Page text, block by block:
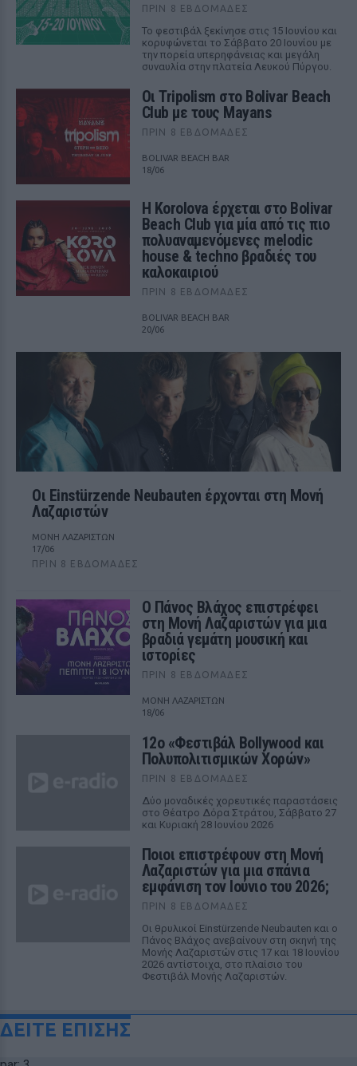
ΠΡΙΝ 8 ΕΒΔΟΜΆΔΕΣ
Το φεστιβάλ ξεκίνησε στις 15 Ιουνίου και
κορυφώνεται το Σάββατο 20 Ιουνίου με
την πορεία υπερηφάνειας και μεγάλη
συναυλία στην πλατεία Λευκού Πύργου.
Οι Tripolism στο Bolivar Beach
Club με τους Mayans
ΠΡΙΝ 8 ΕΒΔΟΜΆΔΕΣ
BOLIVAR BEACH BAR
18/06
Η Korolova έρχεται στο Bolivar
Beach Club για μία από τις πιο
πολυαναμενόμενες melodic
house & techno βραδιές του
καλοκαιριού
ΠΡΙΝ 8 ΕΒΔΟΜΆΔΕΣ
BOLIVAR BEACH BAR
20/06
Οι Einstürzende Neubauten έρχονται στη Μονή
Λαζαριστών
ΜΟΝΗ ΛΑΖΑΡΙΣΤΩΝ
17/06
ΠΡΙΝ 8 ΕΒΔΟΜΆΔΕΣ
Ο Πάνος Βλάχος επιστρέφει
στη Μονή Λαζαριστών για μια
βραδιά γεμάτη μουσική και
ιστορίες
ΠΡΙΝ 8 ΕΒΔΟΜΆΔΕΣ
ΜΟΝΗ ΛΑΖΑΡΙΣΤΩΝ
18/06
12ο «Φεστιβάλ Bollywood και
Πολυπολιτισμικών Χορών»
ΠΡΙΝ 8 ΕΒΔΟΜΆΔΕΣ
Δύο μοναδικές χορευτικές παραστάσεις
στο Θέατρο Δόρα Στράτου, Σάββατο 27
και Κυριακή 28 Ιουνίου 2026
Ποιοι επιστρέφουν στη Μονή
Λαζαριστών για μια σπάνια
εμφάνιση τον Ιούνιο του 2026;
ΠΡΙΝ 8 ΕΒΔΟΜΆΔΕΣ
Οι θρυλικοί Einstürzende Neubauten και ο
Πάνος Βλάχος ανεβαίνουν στη σκηνή της
Μονής Λαζαριστών στις 17 και 18 Ιουνίου
2026 αντίστοιχα, στο πλαίσιο του
Φεστιβάλ Μονής Λαζαριστών.
ΔΕΙΤΕ ΕΠΙΣΗΣ